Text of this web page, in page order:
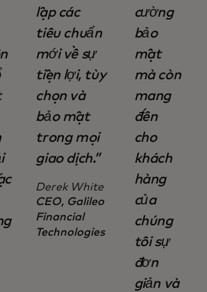
lập các
tiêu chuẩn
mới về sự
tiện lợi, tùy
chọn và
bảo mật
trong mọi
giao dịch.”
Derek White
CEO, Galileo
Financial
Technologies
cường
bảo
mật
mà còn
mang
đến
cho
khách
hàng
của
chúng
tôi sự
đơn
giản và